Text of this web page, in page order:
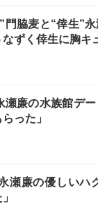
門脇麦と“倖生”
ずく倖生に胸キ
瀬廉の水族館デ
った」
瀬廉の優しい